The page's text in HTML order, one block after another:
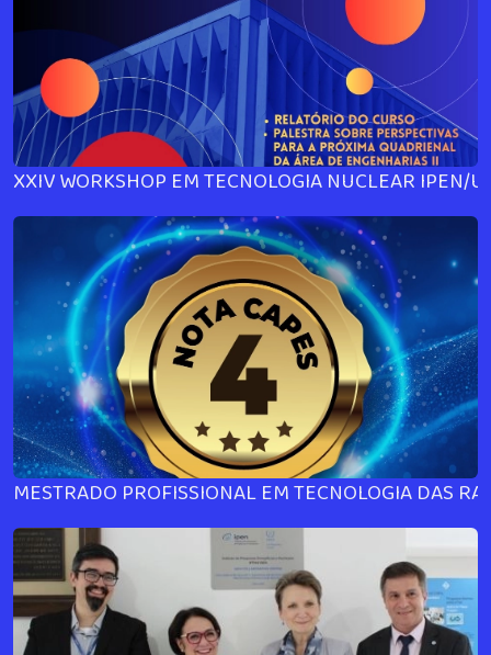
XXIV WORKSHOP EM TECNOLOGIA NUCLEAR IPEN/
MESTRADO PROFISSIONAL EM TECNOLOGIA DAS